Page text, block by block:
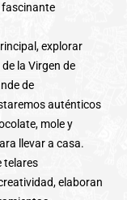
fascinante
explorar
la Virgen de
de
auténticos
mole y
llevar a casa.
telares
elaboran